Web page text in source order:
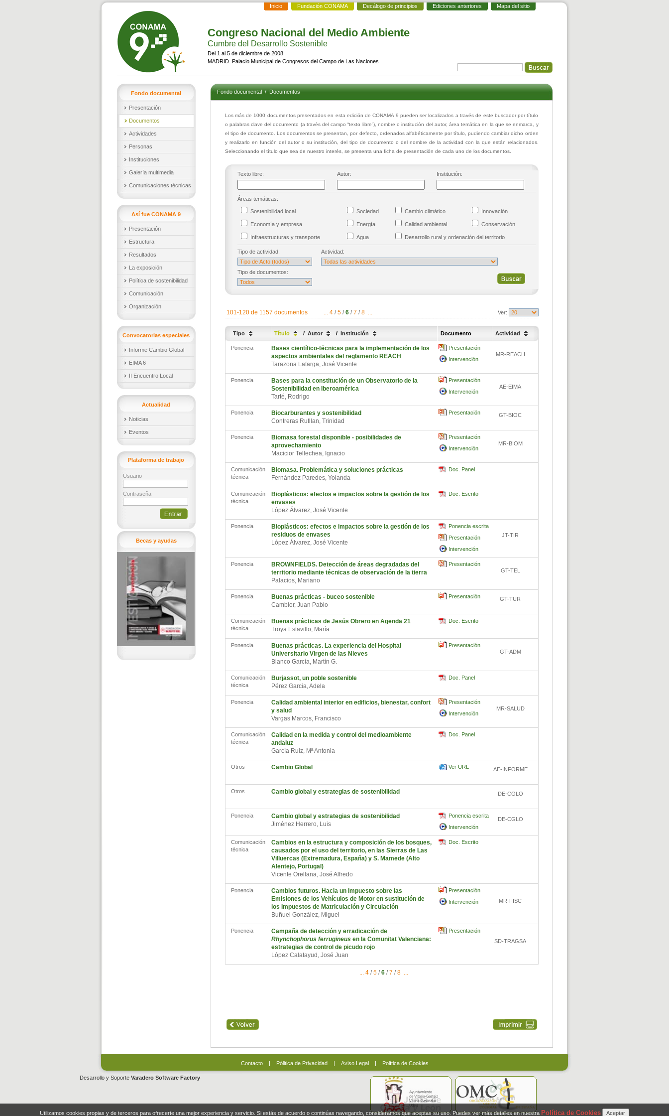
Inicio Fundación CONAMA Decálogo de principios Ediciones anteriores Mapa del sitio
Congreso Nacional del Medio Ambiente
Cumbre del Desarrollo Sostenible
Del 1 al 5 de diciembre de 2008
MADRID. Palacio Municipal de Congresos del Campo de Las Naciones
Fondo documental
Presentación
Documentos
Actividades
Personas
Instituciones
Galería multimedia
Comunicaciones técnicas
Así fue CONAMA 9
Presentación
Estructura
Resultados
La exposición
Política de sostenibilidad
Comunicación
Organización
Convocatorias especiales
Informe Cambio Global
EIMA 6
II Encuentro Local
Actualidad
Noticias
Eventos
Plataforma de trabajo
Usuario
Contraseña
Becas y ayudas
Fondo documental/Documentos
Los más de 1000 documentos presentados en esta edición de CONAMA 9 pueden ser localizados a través de este buscador por título
o palabras clave del documento (a través del campo “texto libre”), nombre o institución del autor, área temática en la que se enmarca, y
el tipo de documento. Los documentos se presentan, por defecto, ordenados alfabéticamente por título, pudiendo cambiar dicho orden
y realizarlo en función del autor o su institución, del tipo de documento o del nombre de la actividad con la que están relacionados.
Seleccionando el título que sea de nuestro interés, se presenta una ficha de presentación de cada uno de los documentos.
Texto libre: Autor: Institución:
Áreas temáticas:
Sostenibilidad local Sociedad Cambio climático Innovación
Economía y empresa Energía Calidad ambiental Conservación
Infraestructuras y transporte Agua Desarrollo rural y ordenación del territorio
Tipo de actividad: Actividad:
Tipo de documentos:
101-120 de 1157 documentos ... 4 / 5 /6 / 7 / 8 ... Ver:
Tipo Título / Autor / Institución Documento Actividad
Ponencia
Bases científico-técnicas para la implementación de los
aspectos ambientales del reglamento REACH
Tarazona Lafarga, José Vicente
Presentación
Intervención
MR-REACH
Ponencia
Bases para la constitución de un Observatorio de la
Sostenibilidad en Iberoamérica
Tarté, Rodrigo
Presentación
Intervención
AE-EIMA
Ponencia
Biocarburantes y sostenibilidad
Contreras Rutllan, Trinidad
Presentación GT-BIOC
Ponencia
Biomasa forestal disponible - posibilidades de
aprovechamiento
Macicior Tellechea, Ignacio
Presentación
Intervención
MR-BIOM
Comunicación
técnica
Biomasa. Problemática y soluciones prácticas
Fernández Paredes, Yolanda
Doc. Panel
Comunicación
técnica
Bioplásticos: efectos e impactos sobre la gestión de los
envases
López Álvarez, José Vicente
Doc. Escrito
Ponencia
Bioplásticos: efectos e impactos sobre la gestión de los
residuos de envases
López Álvarez, José Vicente
Ponencia escrita
Presentación
Intervención
JT-TIR
Ponencia
BROWNFIELDS. Detección de áreas degradadas del
territorio mediante técnicas de observación de la tierra
Palacios, Mariano
Presentación
GT-TEL
Ponencia
Buenas prácticas - buceo sostenible
Camblor, Juan Pablo
Presentación GT-TUR
Comunicación
técnica
Buenas prácticas de Jesús Obrero en Agenda 21
Troya Estavillo, María
Doc. Escrito
Ponencia
Buenas prácticas. La experiencia del Hospital
Universitario Virgen de las Nieves
Blanco García, Martín G.
Presentación
GT-ADM
Comunicación
técnica
Burjassot, un poble sostenible
Pérez Garcia, Adela
Doc. Panel
Ponencia
Calidad ambiental interior en edificios, bienestar, confort
y salud
Vargas Marcos, Francisco
Presentación
Intervención
MR-SALUD
Comunicación
técnica
Calidad en la medida y control del medioambiente
andaluz
García Ruiz, Mª Antonia
Doc. Panel
Otros Cambio Global Ver URL AE-INFORME
Otros Cambio global y estrategias de sostenibilidad DE-CGLO
Ponencia
Cambio global y estrategias de sostenibilidad
Jiménez Herrero, Luis
Ponencia escrita
Intervención
DE-CGLO
Comunicación
técnica
Cambios en la estructura y composición de los bosques,
causados por el uso del territorio, en las Sierras de Las
Villuercas (Extremadura, España) y S. Mamede (Alto
Alentejo, Portugal)
Vicente Orellana, José Alfredo
Doc. Escrito
Ponencia
Cambios futuros. Hacia un Impuesto sobre las
Emisiones de los Vehículos de Motor en sustitución de
los Impuestos de Matriculación y Circulación
Buñuel González, Miguel
Presentación
Intervención
MR-FISC
Ponencia
Campaña de detección y erradicación de
Rhynchophorus ferrugineusen la Comunitat Valenciana:
estrategias de control de picudo rojo
López Calatayud, José Juan
Presentación
SD-TRAGSA
... 4 / 5 /6 / 7 / 8 ...
Contacto| Pólitica de Privacidad| Aviso Legal| Política de Cookies
Desarrollo y Soporte Varadero Software Factory
Utilizamos cookies propias y de terceros para ofrecerte una mejor experiencia y servicio. Si estás de acuerdo o continúas navegando, consideramos que aceptas su uso. Puedes ver más detalles en nuestra Política de Cookies